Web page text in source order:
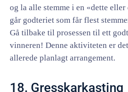
og la alle stemme i en «dette
går godteriet som får flest
Gå tilbake til prosessen til ett
vinneren! Denne aktiviteten er
allerede planlagt arrangement.
18. Gresskarkasting